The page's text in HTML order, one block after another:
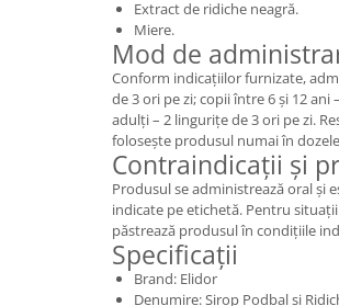
Extract de ridiche neagră.
Miere.
Mod de
Conform indicațiilor furnizate,
de 3 ori pe zi; copii între 6 și 12
adulți – 2 lingurițe de 3 ori pe zi.
folosește produsul numai în
Contraindicații și
Produsul se administrează oral și
indicate pe etichetă. Pentru
păstrează produsul în condițiile
Specificații
Brand: Elidor
Denumire: Sirop Podbal și